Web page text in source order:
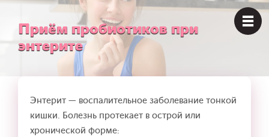
Приём пробиотиков при
энтерите
Энтерит — воспалительное заболевание тонкой
кишки. Болезнь протекает в острой или
хронической форме: